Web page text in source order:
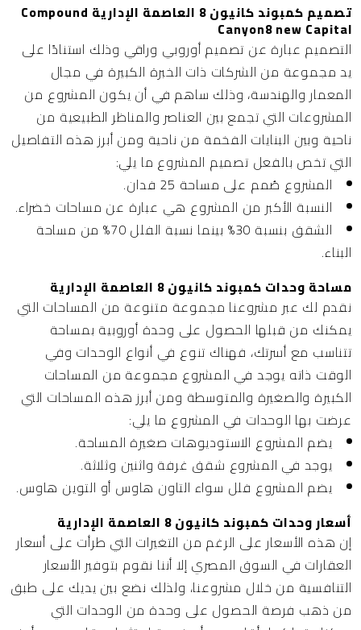
تصميم كمبوند كانيون 8 العاصمة الإدارية Compound
Canyon8 new Capital
التصميم عبارة عن تصميم أوروبي وراقي وذلك استنادًا على
يد مجموعة من الشركات ذات الخبرة الكبيرة في مجال
المعمار والهندسة، وذلك ساهم في أن يكون المشروع من
المشروعات التي تجمع بين العناصر والمناظر الطبيعية من
ناحية وبين البنايات الفخمة من ناحية ومن أبرز هذه التفاصيل
التي تخص بالفعل تصميم المشروع ما يلي:
المشروع صُمم على مساحة 25 فدان.
النسبة الأكبر من المشروع هي عبارة عن مساحات خضراء.
الشقق بنسبة 30% بينما نسبة الفلل 70% من مساحة
البناء.
مساحة وحدات كمبوند كانيون 8 العاصمة الإدارية
نقدم لك عبر مشروعنا مجموعة متنوعة من المساحات التي
يمكنك من قبلها الحصول على وحدة أوروبية بمساحة
تتناسب مع أسرتك، فهناك تنوع في أنواع الوحدات وفي
الوقت ذاته يوجد في المشروع مجموعة من المساحات
الكبيرة والصغيرة والمتوسطة ومن أبرز هذه المساحات التي
عرضت بها الوحدات في المشروع ما يلي:
يضم المشروع الاستوديوهات صغيرة المساحة.
يوجد في المشروع شقق غرفة واثنين وثلاثة.
يضم المشروع فلل سواء التاون هاوس أو التوين هاوس.
أسعار وحدات كمبوند كانيون 8 العاصمة الإدارية
إن هذه الأسعار على الرغم من التغيرات التي طرأت على أسعار
العقارات في السوق المصري إلا أننا نقوم بتوفير الأسعار
التنافسية من خلال مشروعنا، ولذلك نضع بين يديك على طبق
من ذهب فرصة الحصول على وحدة من الوحدات التي